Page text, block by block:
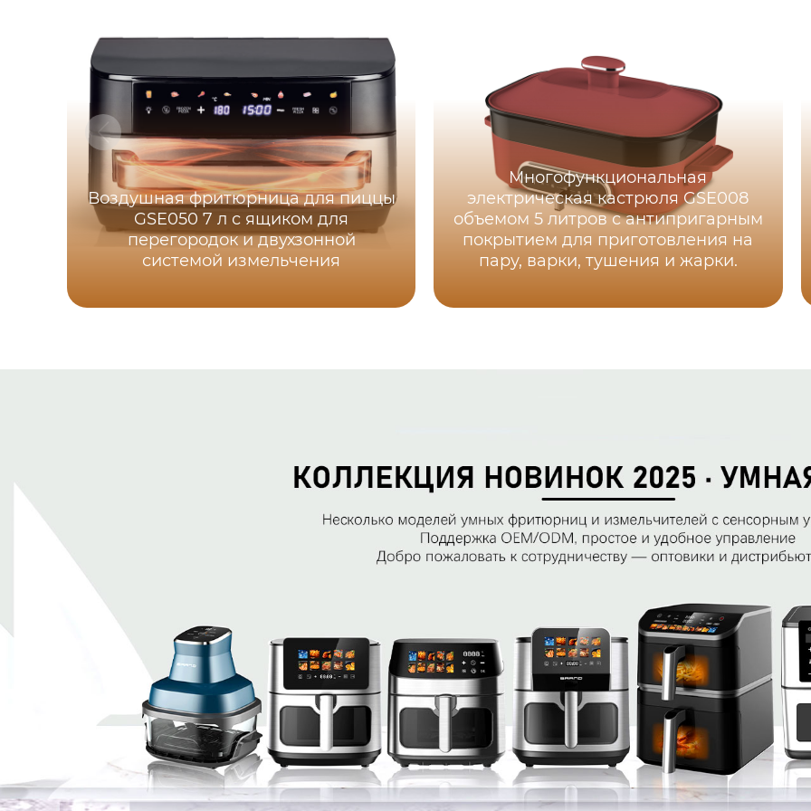
Воздушная фритюрница для пиццы
GSE050 7 л с ящиком для
перегородок и двухзонной
системой измельчения
Многофункциональная
электрическая кастрюля GSE008
объемом 5 литров с антипригарным
покрытием для приготовления на
пару, варки, тушения и жарки.